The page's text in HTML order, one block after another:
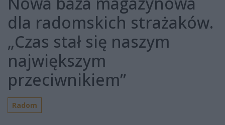
dla radomskich strażaków.
„Czas stał się naszym
największym
przeciwnikiem”
Radom